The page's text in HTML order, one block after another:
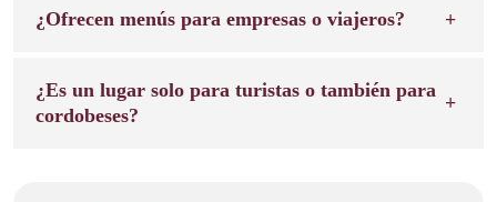
¿Ofrecen menús para empresas o viajeros?
¿Es un lugar solo para turistas o también para
cordobeses?